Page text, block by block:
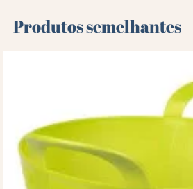
Produtos semelhantes